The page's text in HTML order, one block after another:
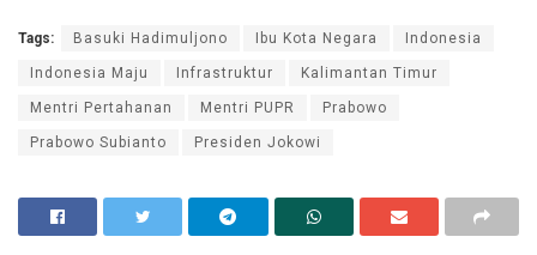
Tags: Basuki Hadimuljono Ibu Kota Negara Indonesia
Indonesia Maju Infrastruktur Kalimantan Timur
Mentri Pertahanan Mentri PUPR Prabowo
Prabowo Subianto Presiden Jokowi